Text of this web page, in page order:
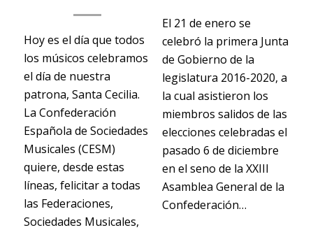
Hoy es el día que todos
los músicos celebramos
el día de nuestra
patrona, Santa Cecilia.
La Confederación
Española de Sociedades
Musicales (CESM)
quiere, desde estas
líneas, felicitar a todas
las Federaciones,
Sociedades Musicales,
El 21 de enero se
celebró la primera Junta
de Gobierno de la
legislatura 2016-2020, a
la cual asistieron los
miembros salidos de las
elecciones celebradas el
pasado 6 de diciembre
en el seno de la XXIII
Asamblea General de la
Confederación…